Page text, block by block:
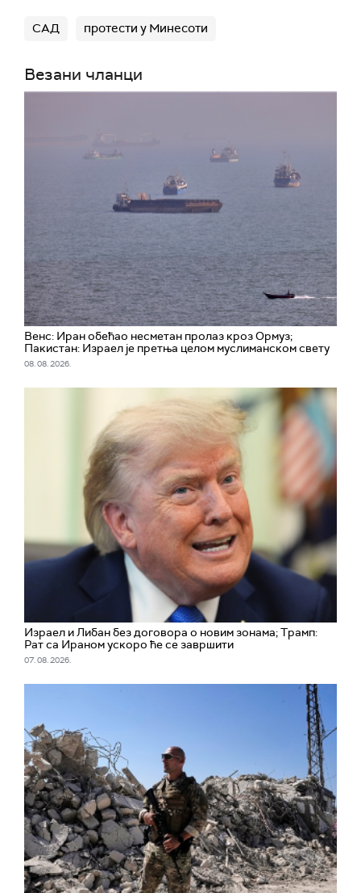
САД протести у Минесоти
Везани чланци
Венс: Иран обећао несметан пролаз кроз Ормуз;
Пакистан: Израел је претња целом муслиманском свету
08. 08. 2026.
Израел и Либан без договора о новим зонама; Трамп:
Рат са Ираном ускоро ће се завршити
07. 08. 2026.